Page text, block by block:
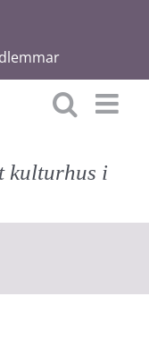
kulturhus i